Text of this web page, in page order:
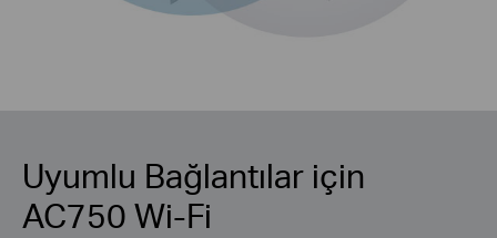
Uyumlu Bağlantılar için
AC750 Wi-Fi